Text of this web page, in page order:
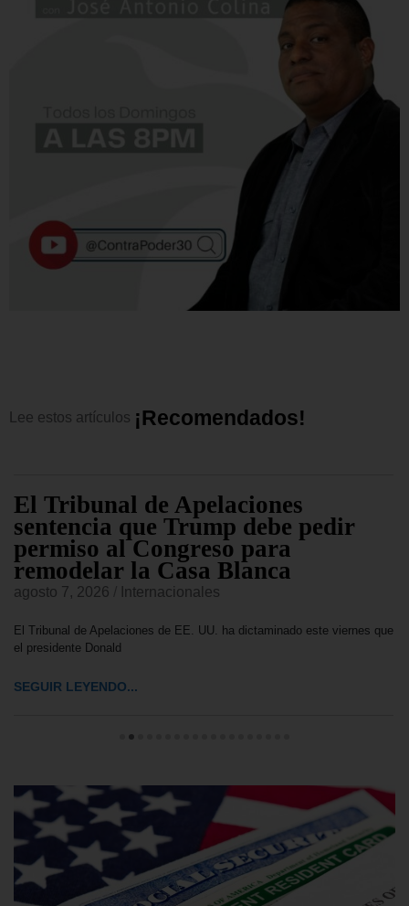
Lee estos artículos ¡Recomendados!
El Tribunal de Apelaciones
sentencia que Trump debe pedir
permiso al Congreso para
remodelar la Casa Blanca
agosto 7, 2026 Internacionales
El Tribunal de Apelaciones de EE. UU. ha dictaminado este viernes que
el presidente Donald
SEGUIR LEYENDO...